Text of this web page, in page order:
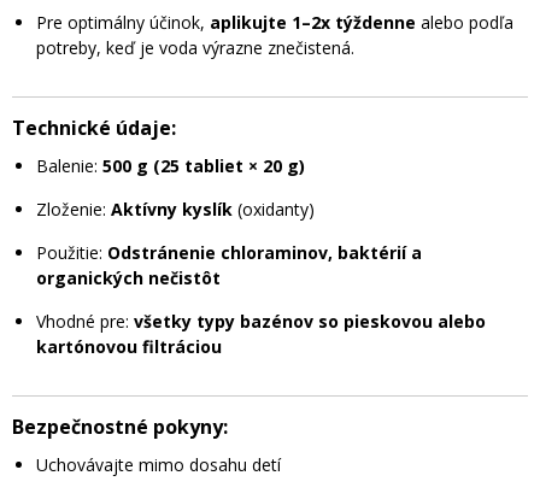
Pre optimálny účinok, aplikujte 1–2x týždenne alebo podľa
potreby, keď je voda výrazne znečistená.
Technické údaje:
Balenie: 500 g (25 tabliet × 20 g)
Zloženie: Aktívny kyslík (oxidanty)
Použitie: Odstránenie chloraminov, baktérií a
organických nečistôt
Vhodné pre: všetky typy bazénov so pieskovou alebo
kartónovou filtráciou
Bezpečnostné pokyny:
Uchovávajte mimo dosahu detí